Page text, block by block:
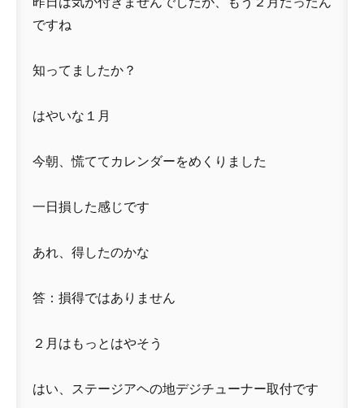
ですね
知ってましたか？
はやいな１月
今朝、慌ててカレンダーをめくりました
一日損した感じです
あれ、得したのかな
答：損得ではありません
２月はもっとはやそう
はい、ステージアヘの地デジチューナー取付です